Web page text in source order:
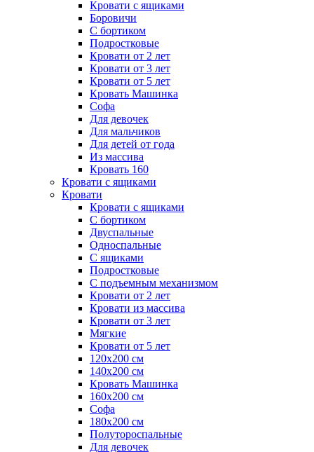
Кровати с ящиками
Боровичи
С бортиком
Подростковые
Кровати от 2 лет
Кровати от 3 лет
Кровати от 5 лет
Кровать Машинка
Софа
Для девочек
Для мальчиков
Для детей от года
Из массива
Кровать 160
Кровати с ящиками
Кровати
Кровати с ящиками
С бортиком
Двуспальные
Односпальные
С ящиками
Подростковые
С подъемным механизмом
Кровати от 2 лет
Кровати из массива
Кровати от 3 лет
Мягкие
Кровати от 5 лет
120х200 см
140х200 см
Кровать Машинка
160х200 см
Софа
180х200 см
Полутороспальные
Для девочек